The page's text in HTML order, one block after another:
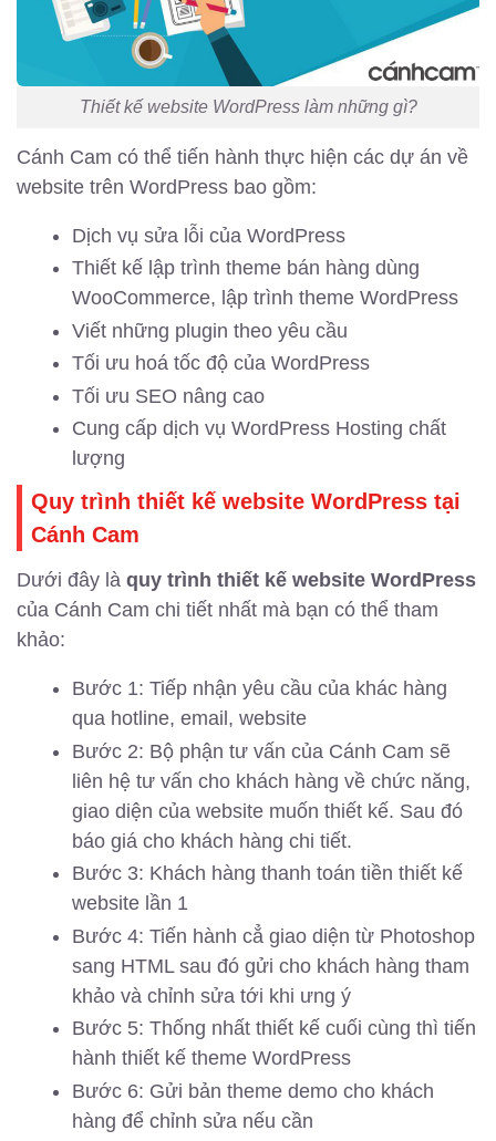
Thiết kế website WordPress làm những gì?
Cánh Cam có thể tiến hành thực hiện các dự án về
website trên WordPress bao gồm:
Dịch vụ sửa lỗi của WordPress
Thiết kế lập trình theme bán hàng dùng
WooCommerce, lập trình theme WordPress
Viết những plugin theo yêu cầu
Tối ưu hoá tốc độ của WordPress
Tối ưu SEO nâng cao
Cung cấp dịch vụ WordPress Hosting chất
lượng
Quy trình thiết kế website WordPress tại
Cánh Cam
Dưới đây là quy trình thiết kế website WordPress
của Cánh Cam chi tiết nhất mà bạn có thể tham
khảo:
Bước 1: Tiếp nhận yêu cầu của khác hàng
qua hotline, email, website
Bước 2: Bộ phận tư vấn của Cánh Cam sẽ
liên hệ tư vấn cho khách hàng về chức năng,
giao diện của website muốn thiết kế. Sau đó
báo giá cho khách hàng chi tiết.
Bước 3: Khách hàng thanh toán tiền thiết kế
website lần 1
Bước 4: Tiến hành cẳ giao diện từ Photoshop
sang HTML sau đó gửi cho khách hàng tham
khảo và chỉnh sửa tới khi ưng ý
Bước 5: Thống nhất thiết kế cuối cùng thì tiến
hành thiết kế theme WordPress
Bước 6: Gửi bản theme demo cho khách
hàng để chỉnh sửa nếu cần